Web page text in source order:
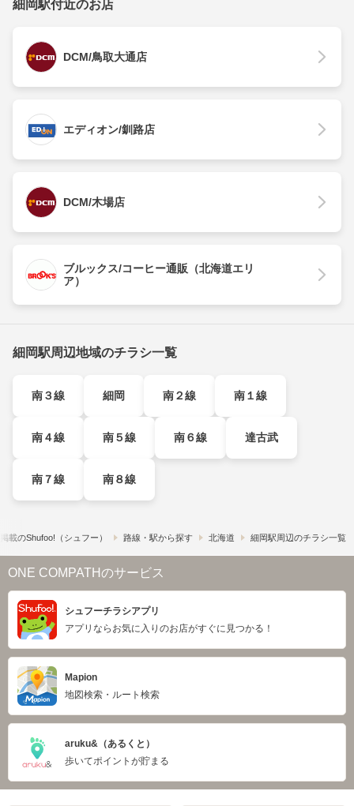
細岡駅付近のお店
DCM/鳥取大通店
エディオン/釧路店
DCM/木場店
ブルックス/コーヒー通販（北海道エリ
ア）
細岡駅周辺地域のチラシ一覧
南３線 細岡 南２線 南１線
南４線 南５線 南６線 達古武
南７線 南８線
載の​Shufoo!​（シュフー） 路線・駅から探す 北海道 細岡駅周辺のチラシ一覧
ONE COMPATHのサービス
シュフーチラシアプリ
アプリならお気に入りのお店がすぐに見つかる！
Mapion
地図検索・ルート検索
aruku&（あるくと）
歩いてポイントが貯まる